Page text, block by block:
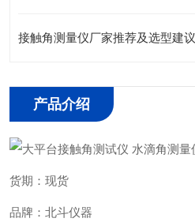
产品介绍
货期：现货
品牌：北斗仪器